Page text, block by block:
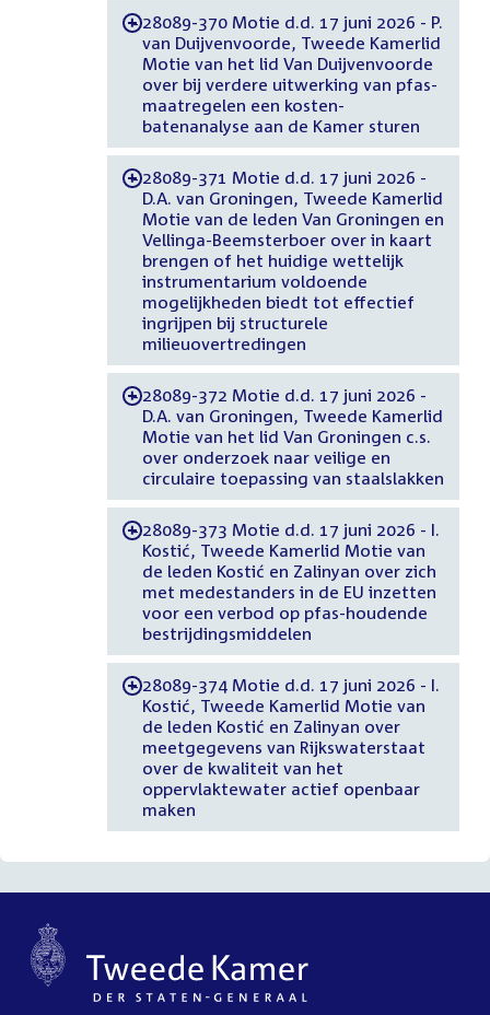
-28089-370 Motie d.d. 17 juni 2026 - P.
van Duijvenvoorde, Tweede Kamerlid
Motie van het lid Van Duijvenvoorde
over bij verdere uitwerking van pfas-
maatregelen een kosten-
batenanalyse aan de Kamer sturen
-28089-371 Motie d.d. 17 juni 2026 -
D.A. van Groningen, Tweede Kamerlid
Motie van de leden Van Groningen en
Vellinga-Beemsterboer over in kaart
brengen of het huidige wettelijk
instrumentarium voldoende
mogelijkheden biedt tot effectief
ingrijpen bij structurele
milieuovertredingen
-28089-372 Motie d.d. 17 juni 2026 -
D.A. van Groningen, Tweede Kamerlid
Motie van het lid Van Groningen c.s.
over onderzoek naar veilige en
circulaire toepassing van staalslakken
-28089-373 Motie d.d. 17 juni 2026 - I.
Kostić, Tweede Kamerlid Motie van
de leden Kostić en Zalinyan over zich
met medestanders in de EU inzetten
voor een verbod op pfas-houdende
bestrijdingsmiddelen
-28089-374 Motie d.d. 17 juni 2026 - I.
Kostić, Tweede Kamerlid Motie van
de leden Kostić en Zalinyan over
meetgegevens van Rijkswaterstaat
over de kwaliteit van het
oppervlaktewater actief openbaar
maken